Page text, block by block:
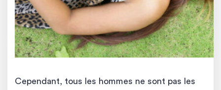
Cependant, tous les hommes ne sont pas les